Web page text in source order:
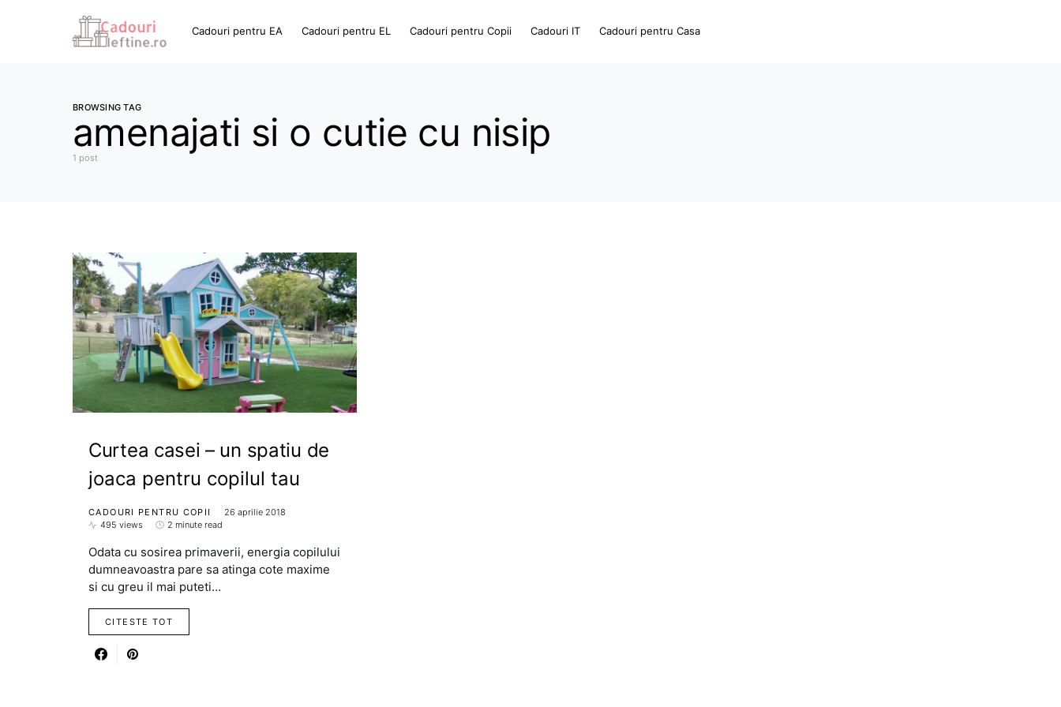
Cadouri pentru EA Cadouri pentru EL Cadouri pentru Copii Cadouri IT Cadouri pentru Casa
BROWSING TAG
amenajati si o cutie cu nisip
1 post
Curtea casei – un spatiu de
joaca pentru copilul tau
CADOURI PENTRU COPII
26 aprilie 2018
495 views
2 minute read
Odata cu sosirea primaverii, energia copilului
dumneavoastra pare sa atinga cote maxime
si cu greu il mai puteti…
CITESTE TOT